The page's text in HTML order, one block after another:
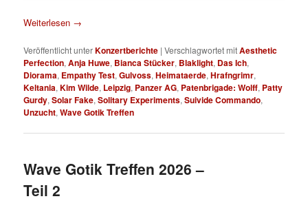
Weiterlesen →
Veröffentlicht unterKonzertberichte |Verschlagwortet mitAesthetic
Perfection,Anja Huwe, Bianca Stücker, Blaklight, Das Ich,
Diorama, Empathy Test,Gulvoss,Heimataerde,Hrafngrimr,
Keltania,Kim Wilde, Leipzig, Panzer AG, Patenbrigade: Wolff, Patty
Gurdy,Solar Fake,Solitary Experiments,Suivide Commando,
Unzucht,Wave Gotik Treffen
Wave Gotik Treffen 2026 –
Teil 2